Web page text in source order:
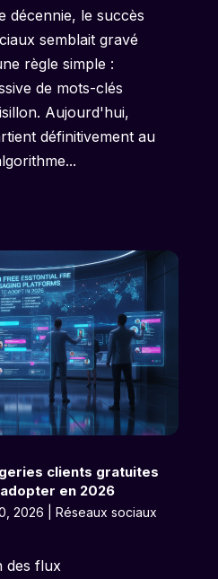
décennie, le succès
semblait gravé
règle simple :
de mots-clés
Aujourd'hui,
définitivement au
clients gratuites
en 2026
2026
Réseaux sociaux
des flux